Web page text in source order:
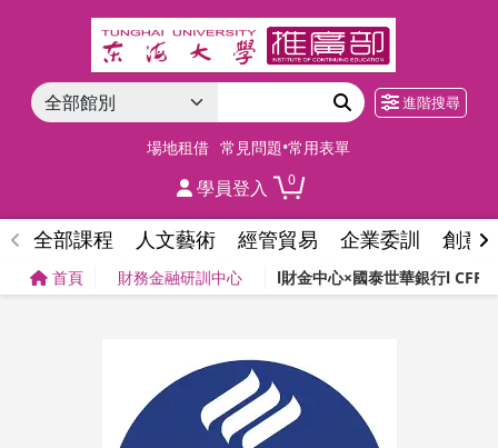
進階搜尋
場地租借 常見問題•常用表單
學員登入 0
全部課程 人文藝術 經管貿易 企業委訓 創意
首頁 財務金融研訓中心 l財金中心×國泰世華銀行l CFP